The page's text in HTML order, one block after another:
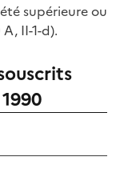
supérieure ou
II-1-d).